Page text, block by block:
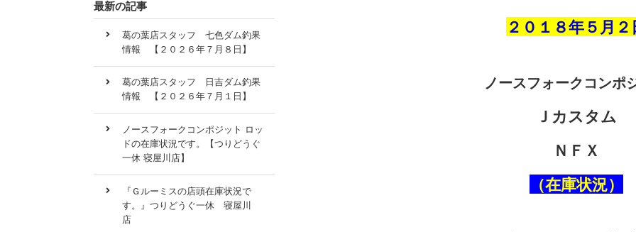
２０１８年５ 月２
ノースフォークコンポ
Ｊカスタム
ＮＦＸ
（在庫状況）
最新の記事
葛の葉店スタッフ 七色ダム釣果
情報 【２０２６年７月８日】
葛の葉店スタッフ 日吉ダム釣果
情報 【２０２６年７月１日】
ノースフォークコンポジット ロッ
ドの在庫状況です。【つりどうぐ
一休 寝屋川店】
『Ｇルーミスの店頭在庫状況で
す。』つりどうぐ一休 寝屋川
店